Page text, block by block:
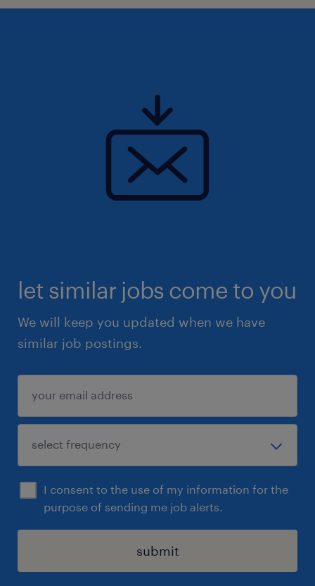
let similar jobs come to you
We will keep you updated when we have
similar job postings.
I consent to the use of my information for the
purpose of sending me job alerts.
submit